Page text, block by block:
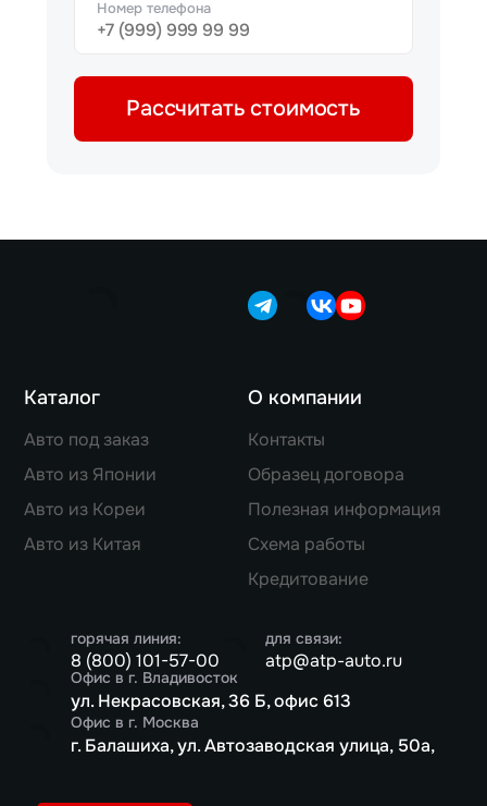
Номер телефона
Рассчитать стоимость
Каталог
Авто под заказ
Авто из Японии
Авто из Кореи
Авто из Китая
О компании
Контакты
Образец договора
Полезная информация
Схема работы
Кредитование
горячая линия:
8 (800) 101-57-00
для связи:
atp@atp-auto.ru
Офис в г. Владивосток
ул. Некрасовская, 36 Б, офис 613
Офис в г. Москва
г. Балашиха, ул. Автозаводская улица, 50а,